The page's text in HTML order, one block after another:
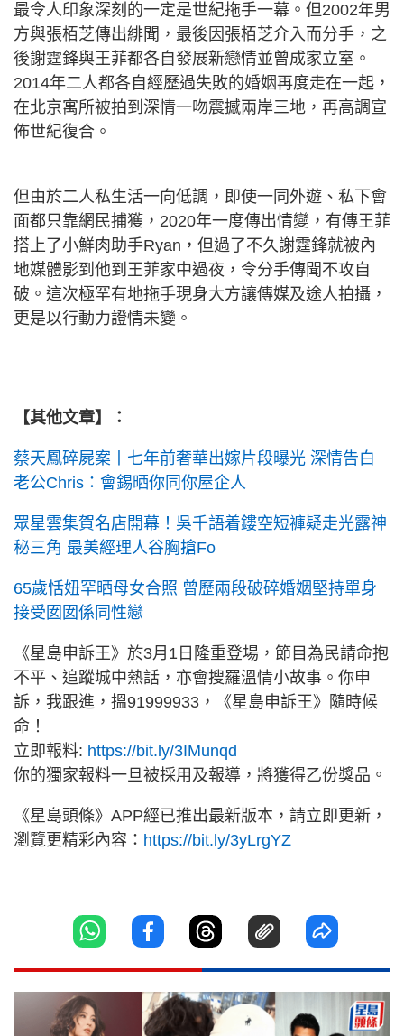
最令人印象深刻的一定是世紀拖手一幕。但2002年男
方與張栢芝傳出緋聞，最後因張栢芝介入而分手，之
後謝霆鋒與王菲都各自發展新戀情並曾成家立室。
2014年二人都各自經歷過失敗的婚姻再度走在一起，
在北京寓所被拍到深情一吻震撼兩岸三地，再高調宣
佈世紀復合。
但由於二人私生活一向低調，即使一同外遊、私下會
面都只靠網民捕獲，2020年一度傳出情變，有傳王菲
搭上了小鮮肉助手Ryan，但過了不久謝霆鋒就被內
地媒體影到他到王菲家中過夜，令分手傳聞不攻自
破。這次極罕有地拖手現身大方讓傳媒及途人拍攝，
更是以行動力證情未變。
【其他文章】：
蔡天鳳碎屍案丨七年前奢華出嫁片段曝光 深情告白
老公Chris：會錫晒你同你屋企人
眾星雲集賀名店開幕！吳千語着鏤空短褲疑走光露神
秘三角 最美經理人谷胸搶Fo
65歲恬妞罕晒母女合照 曾歷兩段破碎婚姻堅持單身
接受囡囡係同性戀
《星島申訴王》於3月1日隆重登場，節目為民請命抱
不平、追蹤城中熱話，亦會搜羅溫情小故事。你申
訴，我跟進，搵91999933，《星島申訴王》隨時候
命！
立即報料: https://bit.ly/3IMunqd
你的獨家報料一旦被採用及報導，將獲得乙份獎品。
《星島頭條》APP經已推出最新版本，請立即更新，
瀏覽更精彩內容： https://bit.ly/3yLrgYZ